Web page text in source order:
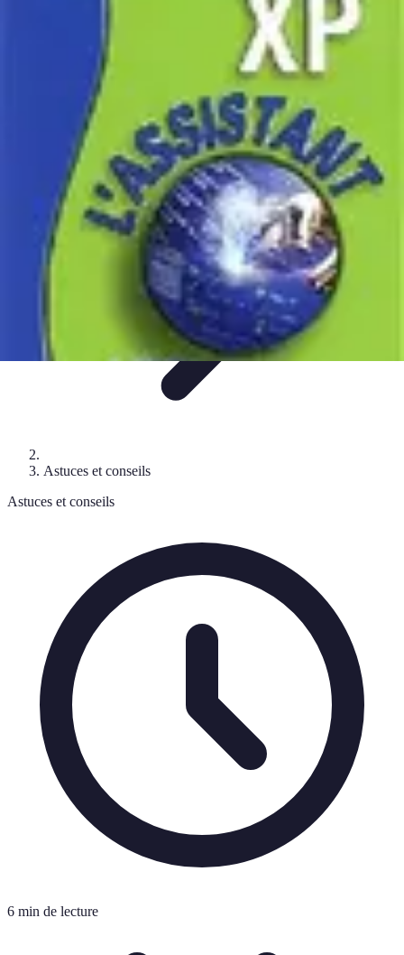
Techniques de Speedcubing
Astuces et
Résolution Techniques et Astuces
Astuces Rubik Cube
Astuces et conseils
Astuces et conseils
6 min de lecture